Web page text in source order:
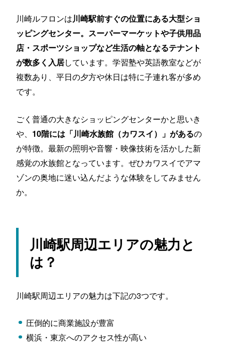
川崎ルフロンは川崎駅前すぐの位置にある大型ショ
ッピングセンター。スーパーマーケットや子供用品
店・スポーツショップなど生活の軸となるテナント
が数多く入居しています。学習塾や英語教室などが
複数あり、平日の夕方や休日は特に子連れ客が多め
です。
ごく普通の大きなショッピングセンターかと思いき
や、 10階には「川崎水族館（カワスイ）」があるの
が特徴。最新の照明や音響・映像技術を活かした新
感覚の水族館となっています。ぜひカワスイでアマ
ゾンの奥地に迷い込んだような体験をしてみません
か。
川崎駅周辺エリアの魅力と
は？
川崎駅周辺エリアの魅力は下記の3つです。
圧倒的に商業施設が豊富
横浜・東京へのアクセス性が高い